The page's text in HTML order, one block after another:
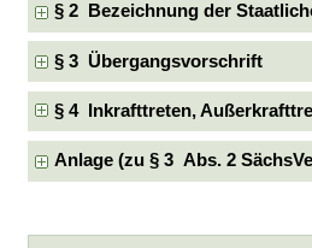
§ 2 Bezeichnung der
§ 3 Übergangsvorschrift
§ 4 Inkrafttreten,
Anlage (zu § 3 Abs. 2